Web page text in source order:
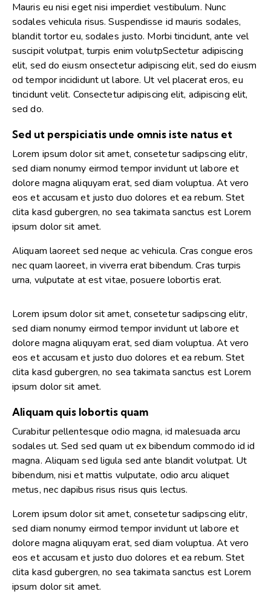
Mauris eu nisi eget nisi imperdiet vestibulum. Nunc
sodales vehicula risus. Suspendisse id mauris sodales,
blandit tortor eu, sodales justo. Morbi tincidunt, ante vel
suscipit volutpat, turpis enim volutpSectetur adipiscing
elit, sed do eiusm onsectetur adipiscing elit, sed do eiusm
od tempor incididunt ut labore. Ut vel placerat eros, eu
tincidunt velit. Consectetur adipiscing elit, adipiscing elit,
sed do.
Sed ut perspiciatis unde omnis iste natus et
Lorem ipsum dolor sit amet, consetetur sadipscing elitr,
sed diam nonumy eirmod tempor invidunt ut labore et
dolore magna aliquyam erat, sed diam voluptua. At vero
eos et accusam et justo duo dolores et ea rebum. Stet
clita kasd gubergren, no sea takimata sanctus est Lorem
ipsum dolor sit amet.
Aliquam laoreet sed neque ac vehicula. Cras congue eros
nec quam laoreet, in viverra erat bibendum. Cras turpis
urna, vulputate at est vitae, posuere lobortis erat.
Lorem ipsum dolor sit amet, consetetur sadipscing elitr,
sed diam nonumy eirmod tempor invidunt ut labore et
dolore magna aliquyam erat, sed diam voluptua. At vero
eos et accusam et justo duo dolores et ea rebum. Stet
clita kasd gubergren, no sea takimata sanctus est Lorem
ipsum dolor sit amet.
Aliquam quis lobortis quam
Curabitur pellentesque odio magna, id malesuada arcu
sodales ut. Sed sed quam ut ex bibendum commodo id id
magna. Aliquam sed ligula sed ante blandit volutpat. Ut
bibendum, nisi et mattis vulputate, odio arcu aliquet
metus, nec dapibus risus risus quis lectus.
Lorem ipsum dolor sit amet, consetetur sadipscing elitr,
sed diam nonumy eirmod tempor invidunt ut labore et
dolore magna aliquyam erat, sed diam voluptua. At vero
eos et accusam et justo duo dolores et ea rebum. Stet
clita kasd gubergren, no sea takimata sanctus est Lorem
ipsum dolor sit amet.